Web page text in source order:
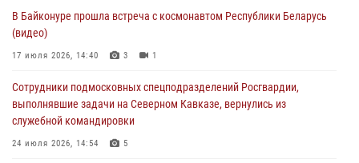
подозреваемые в организации незаконной миграции и
изготовлении поддельных документов (видео)
05 августа 2026, 15:48
Сотрудники спецподразделения подмосковного главка Росгвардии
отработали навыки огневой подготовки на комплексных учениях
04 августа 2026, 12:21
В Байконуре прошла встреча с космонавтом Республики Беларусь
(видео)
17 июля 2026, 14:40 3 1
Сотрудники подмосковных спецподразделений Росгвардии,
выполнявшие задачи на Северном Кавказе, вернулись из
служебной командировки
24 июля 2026, 14:54 5